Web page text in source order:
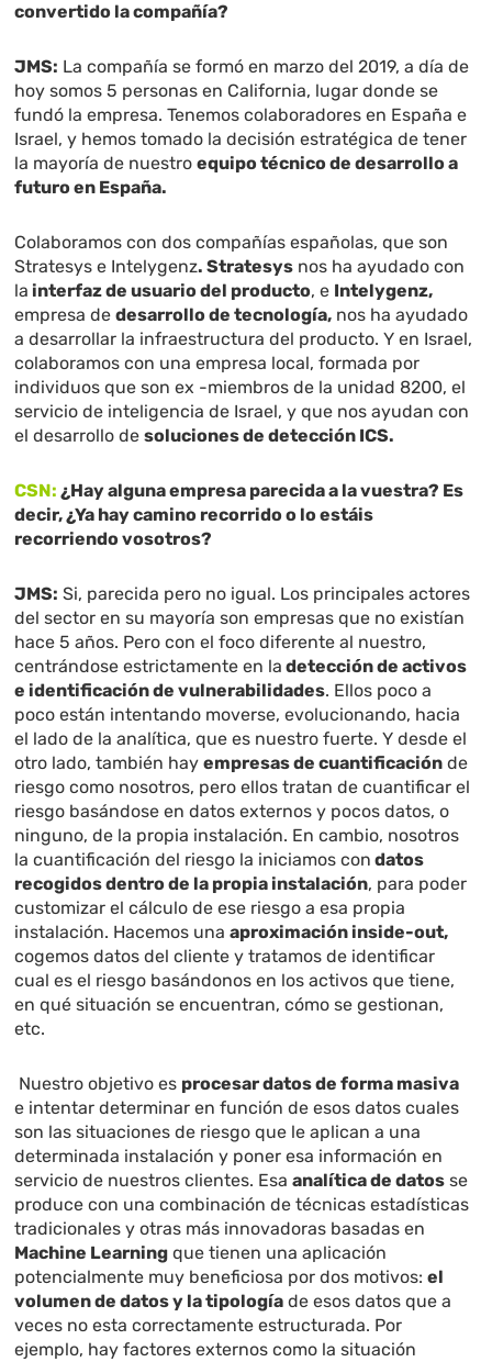
convertido la compañía?
JMS: La compañía se formó en marzo del 2019, a día de
hoy somos 5 personas en California, lugar donde se
fundó la empresa. Tenemos colaboradores en España e
Israel, y hemos tomado la decisión estratégica de tener
la mayoría de nuestroequipo técnico de desarrollo a
futuro en España.
Colaboramos con dos compañías españolas, que son
Stratesys e Intelygenz. Stratesys nos ha ayudado con
la interfaz de usuario del producto, e Intelygenz,
empresa dedesarrollo de tecnología, nos ha ayudado
a desarrollar la infraestructura del producto. Y en Israel,
colaboramos con una empresa local, formada por
individuos que son ex -miembros de la unidad 8200, el
servicio de inteligencia de Israel, y que nos ayudan con
el desarrollo desoluciones de detección ICS.
CSN: ¿Hay alguna empresa parecida a la vuestra? Es
decir, ¿Ya hay camino recorrido o lo estáis
recorriendo vosotros?
JMS: Si, parecida pero no igual. Los principales actores
del sector en su mayoría son empresas que no existían
hace 5 años. Pero con el foco diferente al nuestro,
centrándose estrictamente en la detección de activos
e identificación de vulnerabilidades. Ellos poco a
poco están intentando moverse, evolucionando, hacia
el lado de la analítica, que es nuestro fuerte. Y desde el
otro lado, también hayempresas de cuantificación de
riesgo como nosotros, pero ellos tratan de cuantificar el
riesgo basándose en datos externos y pocos datos, o
ninguno, de la propia instalación. En cambio, nosotros
la cuantificación del riesgo la iniciamos con datos
recogidos dentro de la propia instalación, para poder
customizar el cálculo de ese riesgo a esa propia
instalación. Hacemos unaaproximación inside-out,
cogemos datos del cliente y tratamos de identificar
cual es el riesgo basándonos en los activos que tiene,
en qué situación se encuentran, cómo se gestionan,
etc.
Nuestro objetivo es procesar datos de forma masiva
e intentar determinar en función de esos datos cuales
son las situaciones de riesgo que le aplican a una
determinada instalación y poner esa información en
servicio de nuestros clientes. Esaanalítica de datos se
produce con una combinación de técnicas estadísticas
tradicionales y otras más innovadoras basadas en
Machine Learning que tienen una aplicación
potencialmente muy beneficiosa por dos motivos:el
volumen de datos y la tipología de esos datos que a
veces no esta correctamente estructurada. Por
ejemplo, hay factores externos como la situación